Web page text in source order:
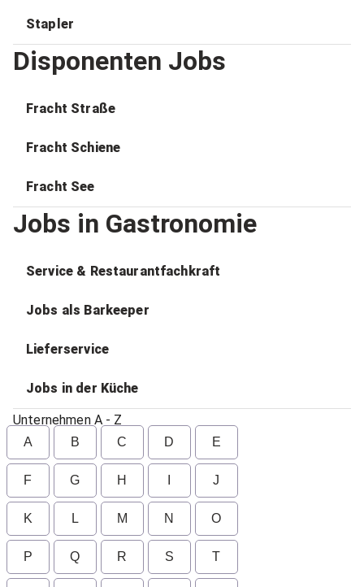
Stapler
Disponenten Jobs
Fracht Straße
Fracht Schiene
Fracht See
Jobs in Gastronomie
Service & Restaurantfachkraft
Jobs als Barkeeper
Lieferservice
Jobs in der Küche
Unternehmen A - Z
A B C D E
F G H J
K L M N O
P Q R S T